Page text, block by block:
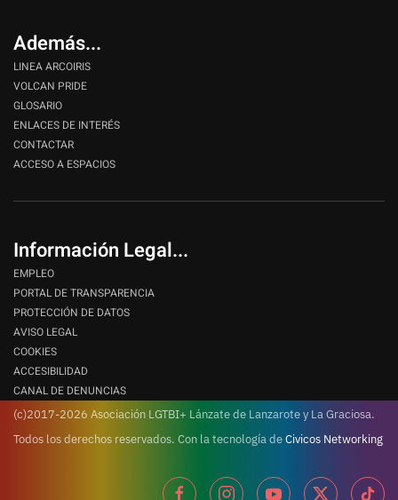
Además...
LINEA ARCOIRIS
VOLCAN PRIDE
GLOSARIO
ENLACES DE INTERÉS
CONTACTAR
ACCESO A ESPACIOS
Información Legal...
EMPLEO
PORTAL DE TRANSPARENCIA
PROTECCIÓN DE DATOS
AVISO LEGAL
COOKIES
ACCESIBILIDAD
CANAL DE DENUNCIAS
(c)2017-2026 Asociación LGTBI+ Lánzate de Lanzarote y La Graciosa.
Todos los derechos reservados. Con la tecnología deCivicos Networking